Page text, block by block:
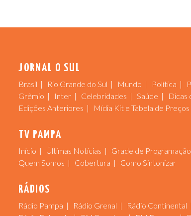
JORNAL O SUL
Brasil Rio Grande do Sul Mundo Política
Grêmio
Inter Celebridades Saúde Dicas
Edições Anteriores
Mídia Kit e Tabela de Preços
TV PAMPA
Início Últimas Notícias Grade de Programação
Quem Somos
Cobertura Como Sintonizar
RÁDIOS
Rádio Pampa Rádio Grenal Rádio Continental